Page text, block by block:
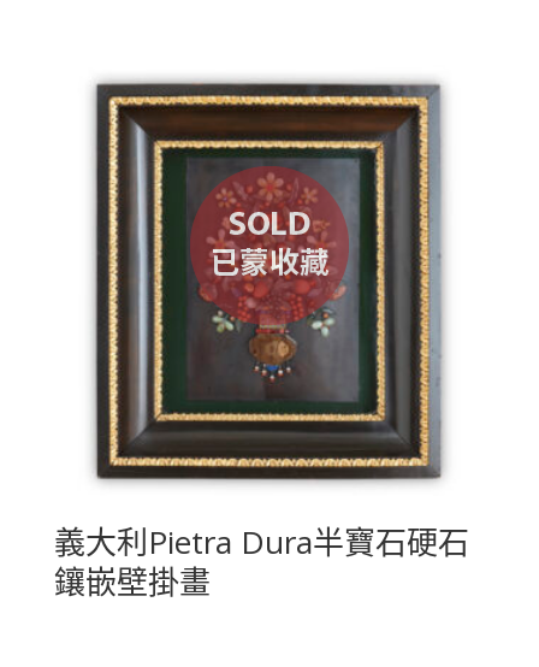
義大利Pietra Dura半寶石硬石
鑲嵌壁掛畫